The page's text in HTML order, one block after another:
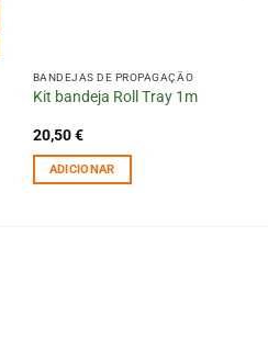
BANDEJAS DE PROPAGAÇÃO
Kit bandeja Roll Tray 1m
20,50€
ADICIONAR